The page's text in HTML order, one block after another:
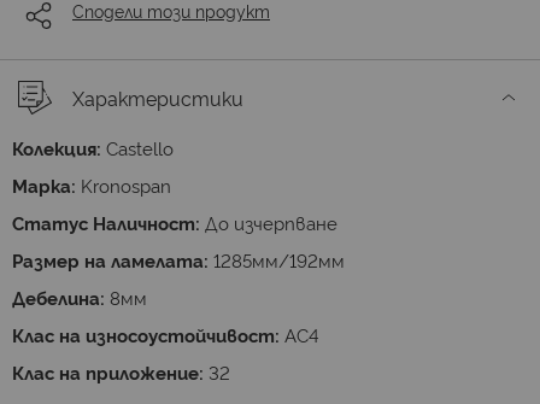
Сподели този продукт
Характеристики
Колекция: Castello
Марка: Kronospan
Статус Наличност: До изчерпване
Размер на ламелата: 1285мм/192мм
Дебелина: 8мм
Клас на износоустойчивост: AC4
Клас на приложение: 32